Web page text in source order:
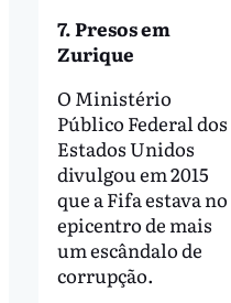
7. Presos em
Zurique
O Ministério
Público Federal dos
Estados Unidos
divulgou em 2015
que a Fifa estava no
epicentro de mais
um escândalo de
corrupção.